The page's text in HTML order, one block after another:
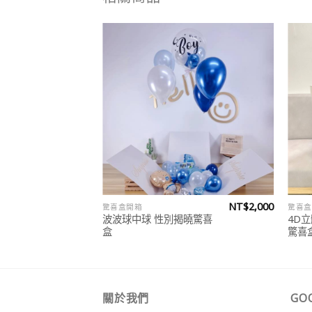
驚喜盒開箱
波波球中球 性別揭曉驚喜
盒
NT$2,000 驚喜
4D
驚喜
關於我們